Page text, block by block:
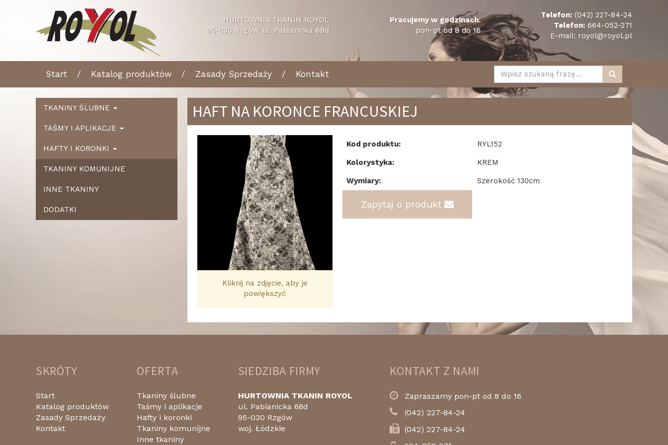
HURTOWNIA TKANIN ROYOL
95-030 Rzgów, ul. Pabianicka 68d
Pracujemy w godzinach:
pon-pt od 8 do 16
Telefon: (042) 227-84-24
Telefon: 664-052-271
E-mail: royol@royol.pl
Start Katalog produktów Zasady Sprzedaży Kontakt
TKANINY ŚLUBNE
TAŚMY I APLIKACJE
HAFTY I KORONKI
TKANINY KOMUNIJNE
INNE TKANINY
DODATKI
HAFT NA KORONCE FRANCUSKIEJ
Kliknij na zdjęcie, aby je
powiększyć
Kod produktu: RYL152
Kolorystyka: KREM
Wymiary: Szerokość 130cm
Zapytaj o produkt
SKRÓTY
Start
Katalog produktów
Zasady Sprzedaży
Kontakt
OFERTA
Tkaniny ślubne
Taśmy i aplikacje
Hafty i koronki
Tkaniny komunijne
Inne tkaniny
SIEDZIBA FIRMY
HURTOWNIA TKANIN ROYOL
ul. Pabianicka 68d
95-030 Rzgów
woj. Łódzkie
KONTAKT Z NAMI
Zapraszamy pon-pt od 8 do 16
(042) 227-84-24
(042) 227-84-24